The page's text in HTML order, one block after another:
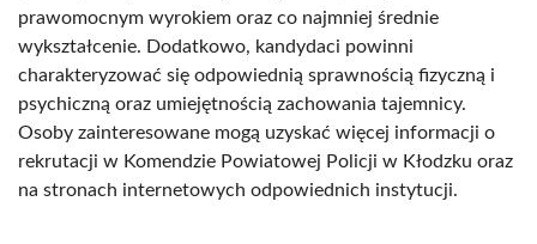
prawomocnym wyrokiem oraz co najmniej średnie
wykształcenie. Dodatkowo, kandydaci powinni
charakteryzować się odpowiednią sprawnością fizyczną i
psychiczną oraz umiejętnością zachowania tajemnicy.
Osoby zainteresowane mogą uzyskać więcej informacji o
rekrutacji w Komendzie Powiatowej Policji w Kłodzku oraz
na stronach internetowych odpowiednich instytucji.